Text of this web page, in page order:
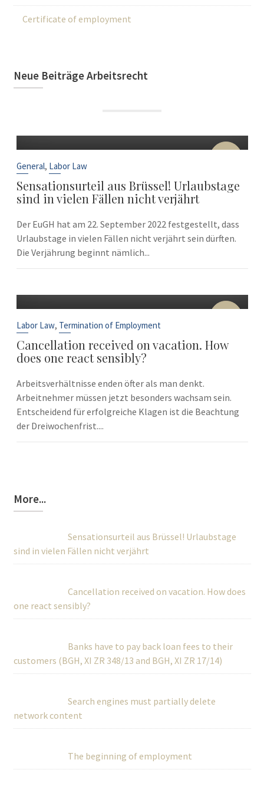
Certificate of employment
Neue Beiträge Arbeitsrecht
22
General, Labor Law
Sensationsurteil aus Brüssel! Urlaubstage
sind in vielen Fällen nicht verjährt
Der EuGH hat am 22. September 2022 festgestellt, dass
Urlaubstage in vielen Fällen nicht verjährt sein dürften.
Die Verjährung beginnt nämlich...
10
Labor Law, Termination of Employment
Cancellation received on vacation. How
does one react sensibly?
Arbeitsverhältnisse enden öfter als man denkt.
Arbeitnehmer müssen jetzt besonders wachsam sein.
Entscheidend für erfolgreiche Klagen ist die Beachtung
der Dreiwochenfrist....
More...
Sensationsurteil aus Brüssel! Urlaubstage
sind in vielen Fällen nicht verjährt
Cancellation received on vacation. How does
one react sensibly?
Banks have to pay back loan fees to their
customers (BGH, XI ZR 348/13 and BGH, XI ZR 17/14)
Search engines must partially delete
network content
The beginning of employment